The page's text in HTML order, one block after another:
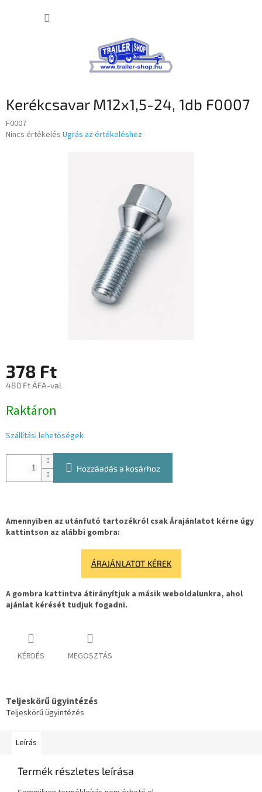
Kerékcsavar M12x1,5-24, 1db F0007
F0007
A
Nincs értékelés Ugrás az értékeléshez
378 Ft
480 Ft ÁFA-val
Raktáron
Szállítási lehetőségek
Hozzáadás a kosárhoz
Amennyiben az utánfutó tartozékról csak Árajánlatot kérne úgy
kattintson az alábbi gombra:
ÁRAJÁNLATOT KÉREK
A gombra kattintva átirányítjuk a másik weboldalunkra, ahol
ajánlat kérését tudjuk fogadni.
KÉRDÉS MEGOSZTÁS
Teljeskörű ügyintézés
Teljeskörű ügyintézés
Leírás
Termék részletes leírása